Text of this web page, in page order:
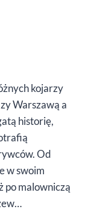
kojarzy
Warszawą a
historię,
Od
w swoim
po malowniczą